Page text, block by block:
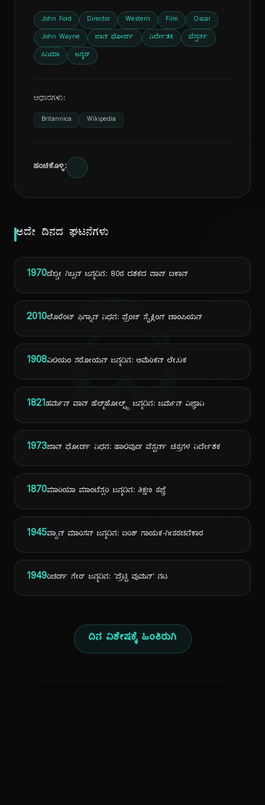
ದಿ
John Ford Director Western Film Oscar
John Wayne ಜಾನ್ ಫೋರ್ಡ್ ನಿರ್ದೇಶಕ ವೆಸ್ಟರ್ನ್
ಸಿನಿಮಾ ಆಸ್ಕರ್
ಆಧಾರಗಳು:
Britannica Wikipedia
ಹಂಚಿಕೊಳ್ಳಿ:
ಅದೇ ದಿನದ ಘಟನೆಗಳು
1970ಡೆಬ್ಬೀ ಗಿಬ್ಸನ್ ಜನ್ಮದಿನ: 80ರ ದಶಕದ ಪಾಪ್ ಐಕಾನ್
2010ಲೊರೆಂಟ್ ಫಿಗ್ನಾನ್ ನಿಧನ: ಫ್ರೆಂಚ್ ಸೈಕ್ಲಿಂಗ್ ಚಾಂಪಿಯನ್
1908ವಿಲಿಯಂ ಸರೋಯನ್ ಜನ್ಮದಿನ: ಅಮೆರಿಕನ್ ಲೇಖಕ
1821ಹರ್ಮನ್ ವಾನ್ ಹೆಲ್ಮ್‌ಹೋಲ್ಟ್ಜ್ ಜನ್ಮದಿನ: ಜರ್ಮನ್ ವಿಜ್ಞಾನಿ
1973ಜಾನ್ ಫೋರ್ಡ್ ನಿಧನ: ಹಾಲಿವುಡ್ ವೆಸ್ಟರ್ನ್ ಚಿತ್ರಗಳ ನಿರ್ದೇಶಕ
1870ಮಾರಿಯಾ ಮಾಂಟೆಸ್ಸರಿ ಜನ್ಮದಿನ: ಶಿಕ್ಷಣ ತಜ್ಞೆ
1945ವ್ಯಾನ್ ಮಾರಿಸನ್ ಜನ್ಮದಿನ: ಐರಿಶ್ ಗಾಯಕ-ಗೀತರಚನೆಕಾರ
1949ರಿಚರ್ಡ್ ಗೇರ್ ಜನ್ಮದಿನ: 'ಪ್ರೆಟ್ಟಿ ವುಮನ್' ನಟ
ದಿನ ವಿಶೇಷಕ್ಕೆ ಹಿಂತಿರುಗಿ